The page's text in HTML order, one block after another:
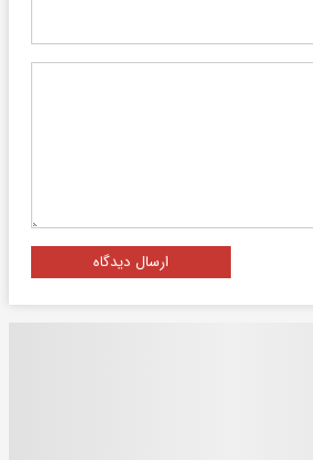
ارسال دیدگاه